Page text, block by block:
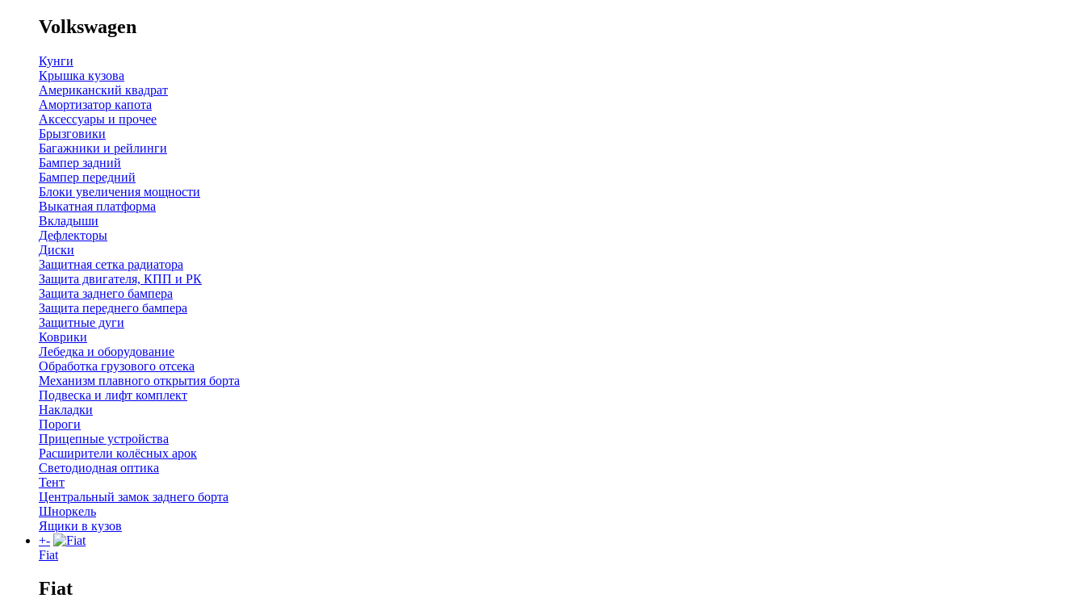
Volkswagen
Кунги
Крышка кузова
Американский квадрат
Амортизатор капота
Аксессуары и прочее
Брызговики
Багажники и рейлинги
Бампер задний
Бампер передний
Блоки увеличения мощности
Выкатная платформа
Вкладыши
Дефлекторы
Диски
Защитная сетка радиатора
Защита двигателя, КПП и РК
Защита заднего бампера
Защита переднего бампера
Защитные дуги
Коврики
Лебедка и оборудование
Обработка грузового отсека
Механизм плавного открытия борта
Подвеска и лифт комплект
Накладки
Пороги
Прицепные устройства
Расширители колёсных арок
Светодиодная оптика
Тент
Центральный замок заднего борта
Шноркель
Ящики в кузов
+-
Fiat
Fiat